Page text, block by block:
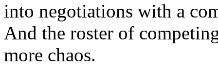
into negotiations with a
And the roster of
more chaos.